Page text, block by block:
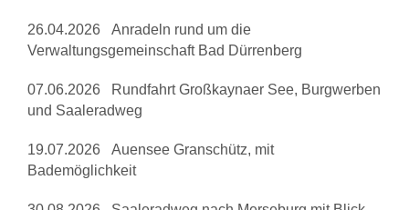
26.04.2026 Anradeln rund um die
Verwaltungsgemeinschaft Bad Dürrenberg
07.06.2026 Rundfahrt Großkaynaer See, Burgwerben
und Saaleradweg
19.07.2026 Auensee Granschütz, mit
Bademöglichkeit